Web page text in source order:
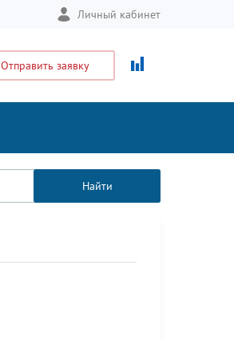
Личный кабинет
Отправить заявку
Найти